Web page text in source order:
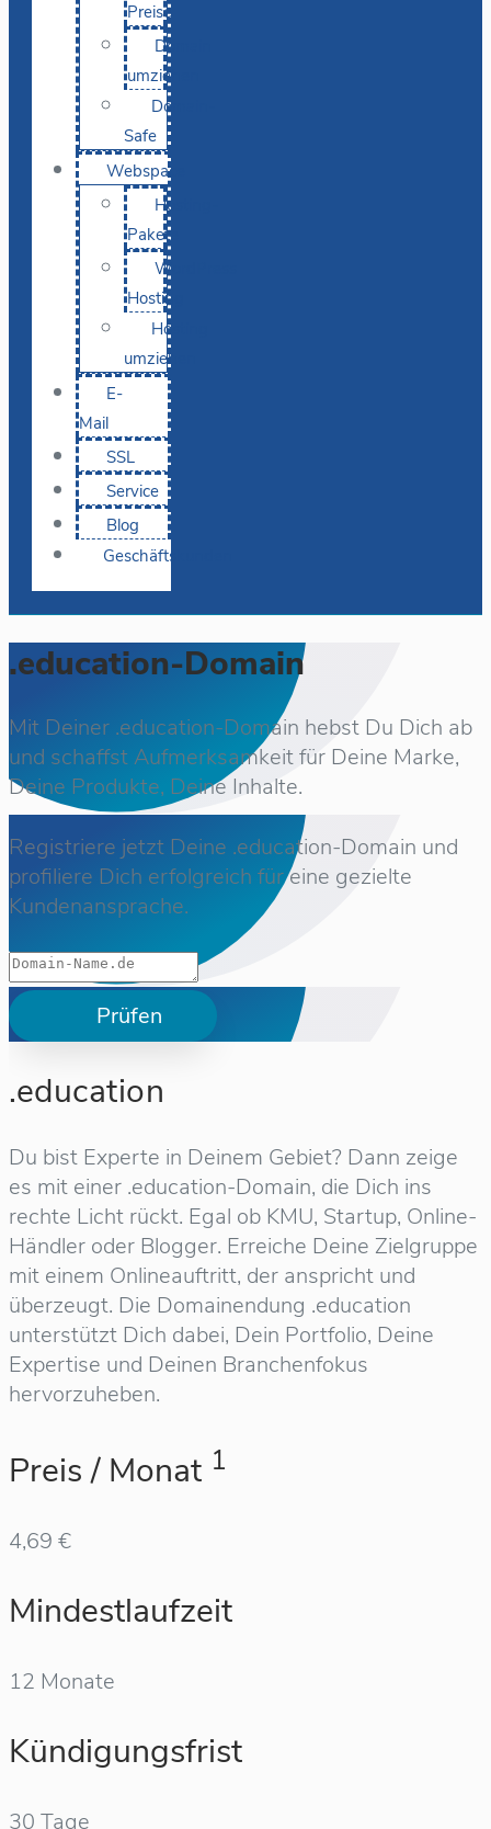
Preise
Domain
umziehen
Domain-
Safe
Webspace
Hosting-
Pakete
WordPress
Hosting
Hosting
umziehen
E-
Mail
SSL
Service
Blog
Geschäftskunden
.education-Domain
Mit Deiner .education-Domain hebst Du Dich ab
und schaffst Aufmerksamkeit für Deine Marke,
Deine Produkte, Deine Inhalte.
Registriere jetzt Deine .education-Domain und
profiliere Dich erfolgreich für eine gezielte
Kundenansprache.
Prüfen
.education
Du bist Experte in Deinem Gebiet? Dann zeige
es mit einer .education-Domain, die Dich ins
rechte Licht rückt. Egal ob KMU, Startup, Online-
Händler oder Blogger. Erreiche Deine Zielgruppe
mit einem Onlineauftritt, der anspricht und
überzeugt. Die Domainendung .education
unterstützt Dich dabei, Dein Portfolio, Deine
Expertise und Deinen Branchenfokus
hervorzuheben.
Preis / Monat 1
4,69 €
Mindestlaufzeit
12 Monate
Kündigungsfrist
30 Tage